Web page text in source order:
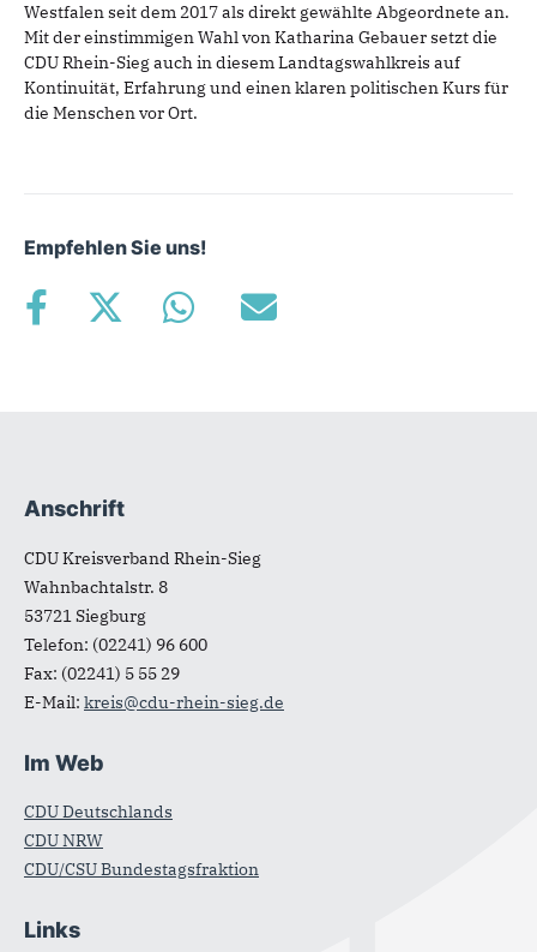
Westfalen seit dem 2017 als direkt gewählte Abgeordnete an.
Mit der einstimmigen Wahl von Katharina Gebauer setzt die
CDU Rhein-Sieg auch in diesem Landtagswahlkreis auf
Kontinuität, Erfahrung und einen klaren politischen Kurs für
die Menschen vor Ort.
Empfehlen Sie uns!
Fußbereich
Anschrift
CDU Kreisverband Rhein-Sieg
Wahnbachtalstr. 8
53721Siegburg
Telefon: (02241) 96 600
Fax: (02241) 5 55 29
E-Mail: kreis@cdu-rhein-sieg.de
Im Web
CDU Deutschlands
CDU NRW
CDU/CSU Bundestagsfraktion
Links